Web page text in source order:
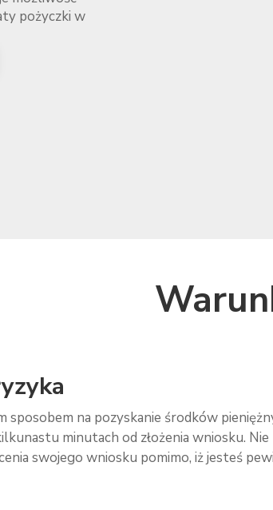
pożyczki w
sposobem na pozyskanie środków
minutach od złożenia wniosku.
swojego wniosku pomimo, iż jesteś